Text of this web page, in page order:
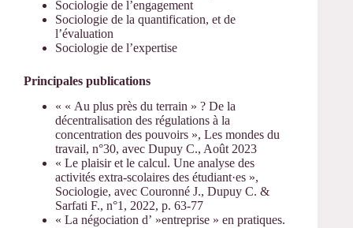
Sociologie de l’engagement
Sociologie de la quantification, et de
l’évaluation
Sociologie de l’expertise
Principales publications
« « Au plus près du terrain » ? De la
décentralisation des régulations à la
concentration des pouvoirs », Les mondes du
travail, n°30, avec Dupuy C., Août 2023
« Le plaisir et le calcul. Une analyse des
activités extra-scolaires des étudiant·es »,
Sociologie, avec Couronné J., Dupuy C. &
Sarfati F., n°1, 2022, p. 63-77
« La négociation d’ »entreprise » en pratiques.